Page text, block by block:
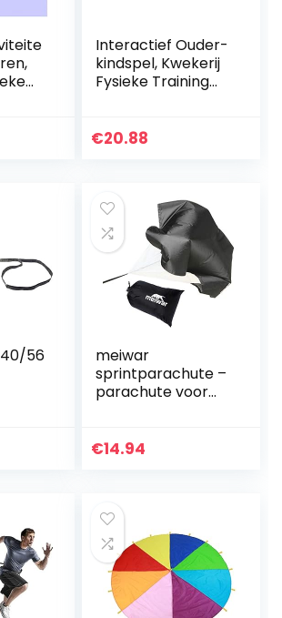
Interactief Ouder-
kindspel, Kwekerij
Fysieke Training
Lichaamscoördina
€20.88
40/56
meiwar
sprintparachute –
parachute voor
voor sprinttraining
€14.94